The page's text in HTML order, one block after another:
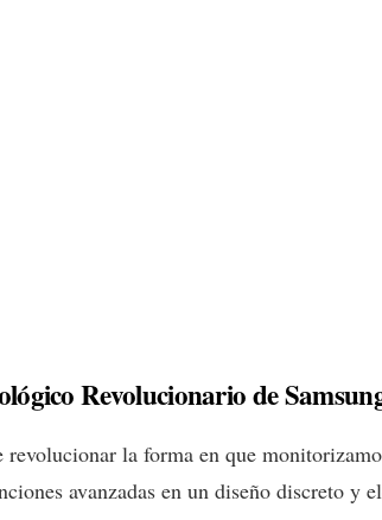
Revolucionario de
la forma en que
avanzadas en un diseño discreto y